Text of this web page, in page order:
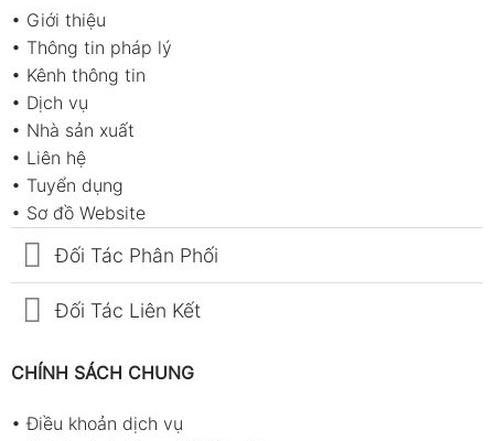
• Giới thiệu
• Thông tin pháp lý
• Kênh thông tin
• Dịch vụ
• Nhà sản xuất
• Liên hệ
• Tuyển dụng
• Sơ đồ Website
Đối Tác Phân Phối
Đối Tác Liên Kết
CHÍNH SÁCH CHUNG
•Điều khoản dịch vụ